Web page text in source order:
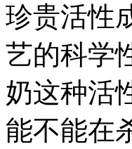
珍贵活性
艺的科学
奶这种活
能不能在